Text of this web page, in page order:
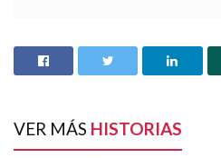
La noche de este jueves
dos cadáveres sin vida, cuyas
VER MÁS HISTORIAS